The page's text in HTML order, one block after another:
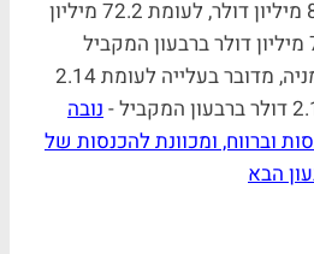
המתואם הסתכם ב-80.3 מיליון דולר, לעומת 72.2 מיליון
דולר ברבעון הקודם ו-70 מיליון דולר ברבעון המקביל
אשתקד. במונחי רווח למניה, מדובר בעלייה לעומת 2.14
נובה
וברווח, ומכוונת להכנסות של